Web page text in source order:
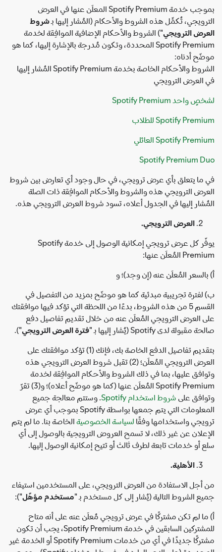
بموجب خدمة Spotify Premium المعلَن عنها في العرض
الترويجي، تُكمِّل هذه الشروط والأحكام (المُشار إليها بـشروط
العرض الترويجي") الشروط والأحكام الإضافية الموافِقة لخدمة
Spotify Premium المحددة، وتكون مُدرجة بالإشارة إليها، كما هو
موضّح أدناه:
الشروط والأحكام الخاصة بخدمة Spotify Premium المُشار إليها
في العرض الترويجي
لشخصٍ واحد Spotify Premium
Spotify Premium للطلاب
Spotify Premium العائلي
Spotify Premium Duo
في ما يتعلق بأي عرض ترويجي، في حال وجود أي تعارض بين شروط
العرض الترويجي هذه والشروط والأحكام الموافِقة ذات الصلة
المُشار إليها في الجدول أعلاه، تسود شروط العرض الترويجي هذه.
العرض الترويجي.
يوفّر كل عرض ترويجي إمكانية الوصول إلى خدمة Spotify
Premium المُعلَن عنها:
أ) بالسعر المُعلَن عنه (إن وجد)؛ و
ب) لفترة تجريبية مبدئية كما هو موضّح بمزيد من التفصيل في
القسم 5 من هذه الشروط، بدءًا من اللحظة التي تؤكد فيها موافقتك
على العرض الترويجي المُعلَن عنه من خلال تقديم تفاصيل دفع
صالحة مقبولة لدى Spotify (يُشار إليها بـ "
فترة العرض الترويجي").
بتقديم تفاصيل الدفع الخاصة بك، فإنك (1) تؤكد موافقتك على
العرض الترويجي المُعلَن؛ (2) تقبل شروط العرض الترويجي هذه
وتوافق عليها، بما في ذلك الشروط والأحكام الموافِقة لخدمة
Spotify Premium المُعلَن عنها (كما هو موضّح أعلاه)؛ و(3) تقرّ
وتوافق على شروط استخدام Spotify‏
. وستتم معالجة جميع
المعلومات التي يتم جمعها بواسطة Spotify بموجب أي عرض
ترويجي واستخدامها وفقًا لسياسة الخصوصيةالخاصة بنا. ما لم يتم
الإعلان عن غير ذلك، لا تسمح العروض الترويجية بالوصول إلى أي
سلع أو خدمات تابعة لطرف ثالث أو تتيح إمكانية الوصول إليها.
الأهلية.
من أجل الاستفادة من العرض الترويجي، على المستخدمين استيفاء
جميع الشروط التالية (يُشار إلى كل مستخدم بـ "مستخدم مؤهّل"):
أ) ما لم تكن مشتركًا في عرض ترويجي مُعلَن عنه على أنه متاح
للمشتركين السابقين في خدمة Spotify Premium، يجب أن تكون
مشتركًا جديدًا في أي من خدمات Spotify Premium أو الخدمة غير